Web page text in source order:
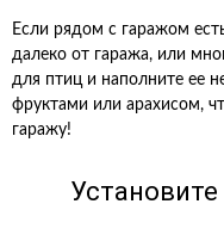
Если рядом с гаражом
далеко от гаража, или
для птиц и наполните ее
фруктами или арахисом,
гаражу!